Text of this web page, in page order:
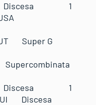
Discesa 1
AUT Super G
Discesa 1
SUI Discesa